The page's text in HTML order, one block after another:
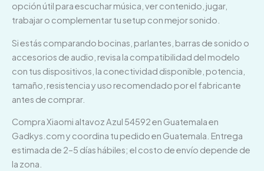
opción útil para escuchar música, ver contenido, jugar,
trabajar o complementar tu setup con mejor sonido.
Si estás comparando bocinas, parlantes, barras de sonido o
accesorios de audio, revisa la compatibilidad del modelo
con tus dispositivos, la conectividad disponible, potencia,
tamaño, resistencia y uso recomendado por el fabricante
antes de comprar.
Compra Xiaomi altavoz Azul 54592 en Guatemala en
Gadkys.com y coordina tu pedido en Guatemala. Entrega
estimada de 2–5 días hábiles; el costo de envío depende de
la zona.